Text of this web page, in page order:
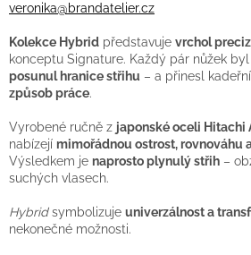
veronika@brandatelier.cz
Kolekce Hybrid představuje vrchol
konceptu Signature. Každý pár nůžek
posunul hranice střihu – a přinesl
způsob práce.
Vyrobené ručně z japonské oceli Hitachi
nabízejí mimořádnou ostrost, rovnováhu
Výsledkem je naprosto plynulý střih –
suchých vlasech.
Hybridsymbolizuje univerzálnost a
nekonečné možnosti.